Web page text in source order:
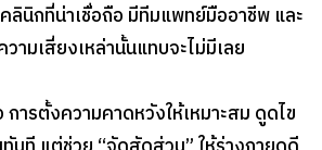
นิกที่น่าเชื่อถือ มีทีมแพทย์มืออาชีพ และ
ามเสี่ยงเหล่านั้นแทบจะไม่มีเลย
ารตั้งความคาดหวังให้เหมาะสม ดูดไข